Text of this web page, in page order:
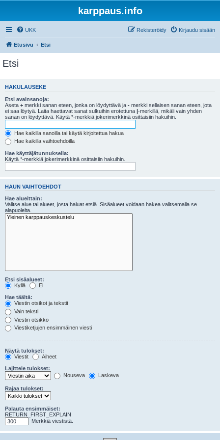
karppaus.info
UKK Kirjaudu sisään
Rekisteröidy
Etusivu Etsi
Etsi
HAKULAUSEKE
Etsi avainsanoja:
Aseta + merkki sanan eteen, jonka on löydyttävä ja - merkki sellaisen sanan eteen, jota
ei saa löytyä. Laita haettavat sanat sulkuihin erotettuna |-merkillä, mikäli vain yhden
sanan on löydyttävä. Käytä *-merkkiä jokerimerkkinä osittaisiin hakuihin.
Hae kaikilla sanoilla tai käytä kirjoitettua hakua
Hae kaikilla vaihtoehdoilla
Hae käyttäjätunnuksella:
Käytä *-merkkiä jokerimerkkinä osittaisiin hakuihin.
HAUN VAIHTOEHDOT
Hae alueittain:
Valitse alue tai alueet, josta haluat etsiä. Sisäalueet voidaan hakea valitsemalla se
alapuolelta.
Etsi sisäalueet:
Kyllä
Ei
Hae täältä:
Viestin otsikot ja tekstit
Vain teksti
Viestin otsikko
Viestiketjujen ensimmäinen viesti
Näytä tulokset:
Viestit
Aiheet
Lajittele tulokset:
Nouseva
Laskeva
Rajaa tulokset:
Palauta ensimmäiset:
RETURN_FIRST_EXPLAIN
Merkkiä viestistä.